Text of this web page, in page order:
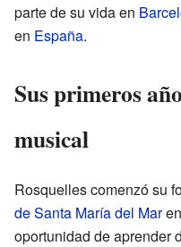
parte de su vida en
en España.
Sus primeros
musical
Rosquelles comenzó su
de Santa María del Mar
oportunidad de aprender